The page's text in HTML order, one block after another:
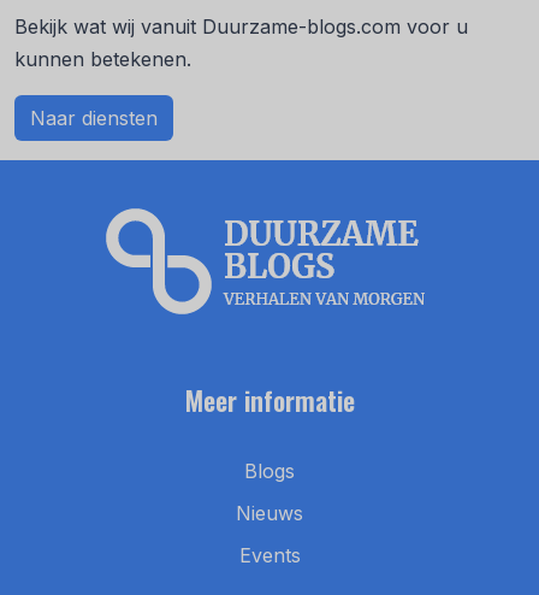
Bekijk wat wij vanuit Duurzame-blogs.com voor u
kunnen betekenen.
Naar diensten
Meer informatie
Blogs
Nieuws
Events